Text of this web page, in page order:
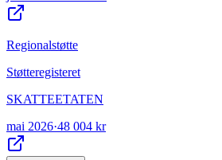
Regionalstøtte
Støtteregisteret
SKATTEETATEN
mai 2026·48 004 kr